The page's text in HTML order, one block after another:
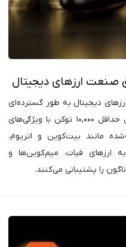
صنعت ارزهای دیجیتال
ظهور بیت‌کوین در سال ۲۰۰۹، ارزهای دیجیتال به طور گسترده‌ای
رواج یافته‌اند. تا سال ۲۰۲۲، بازار شامل حداقل ۱۰,۰۰۰ توکن با ویژگی‌های
مانند بیت‌کوین و اتریوم،
ارزهای فیات، میم‌کوین‌ها و
را پشتیبانی می‌کنند.